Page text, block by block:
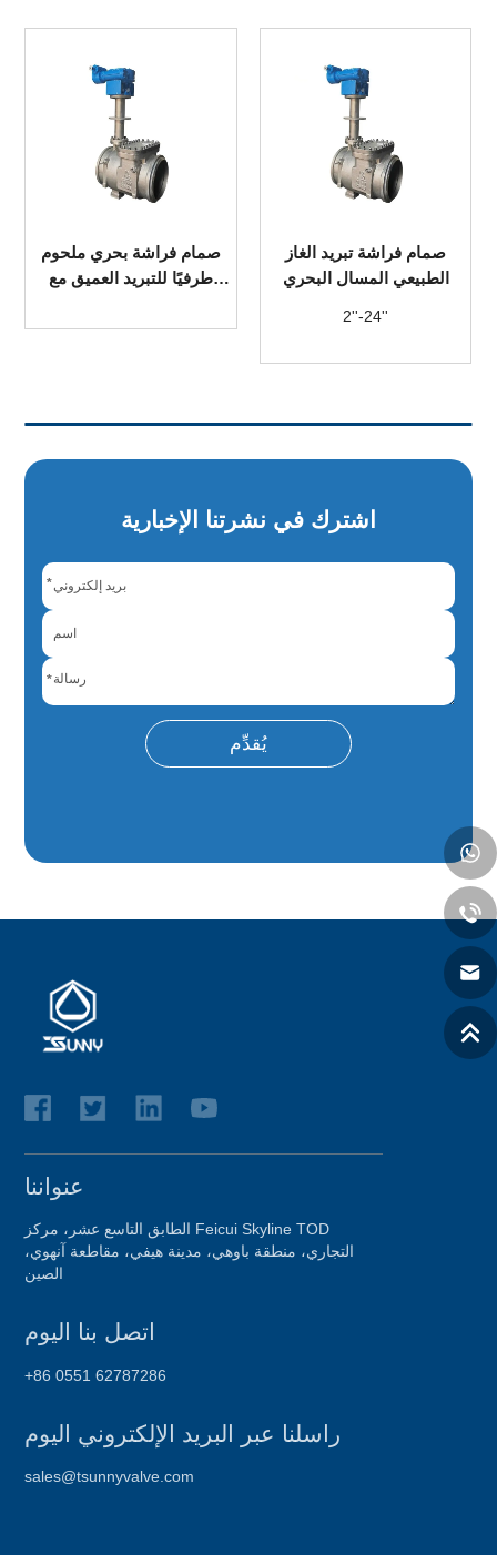
صمام فراشة بحري ملحوم
طرفيًا للتبريد العميق مع
صمام فراشة تبريد الغاز
الطبيعي المسال البحري
2''-24''
اشترك في نشرتنا الإخبارية
*
*
يُقدِّم
عنواننا
الطابق التاسع عشر، مركز Feicui Skyline TOD
التجاري، منطقة باوهي، مدينة هيفي، مقاطعة آنهوي،
الصين
اتصل بنا اليوم
+86 0551 62787286
راسلنا عبر البريد الإلكتروني اليوم
sales@tsunnyvalve.com